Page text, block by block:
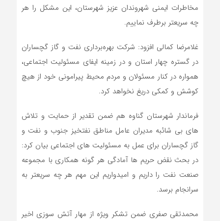
مخاطرات ایمنی شهروندان عزیز شهرستان، این مشکل را هر
چه سریعتر برطرف نماییم.
غلامرضا کمالی افزود: شرکت بهره‌برداری نفت و گاز گچساران
در گستره چهار استان و در زمینه ایفای مسئولیت‌ اجتماعی،
همواره در کنار مسئولان و مردم محیط‌ پیرامونی خود از هیچ
کوشش و کمکی دریغ نخواهد کرد.
فرماندار شهرستان گناوه هم ضمن تقدیر از حمایت و تلاش
های بی شائبه مدیران عامل مناطق نفتخیز جنوب و نفت و
گاز گچساران برای عمل به مسئولیت های اجتماعی بیان کرد:
در بحث نقض حریم ها آمادگی هر گونه همکاری با مجموعه‌
صنعت نفت را داریم و امیدواریم این مهم هر چه سریعتر به
سرانجام برسد.
محمدتقی صفری ضمن تشکر ویژه از مهار آتش سوزی اخیر